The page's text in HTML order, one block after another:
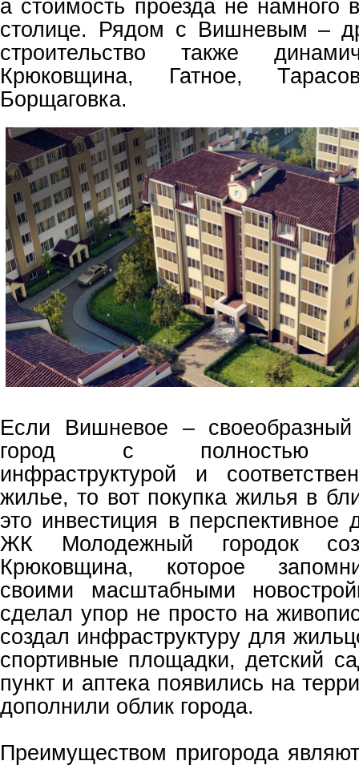
а стоимость проезда не намного
столице. Рядом с Вишневым –
строительство также
Крюковщина, Гатное,
Борщаговка.
Если Вишневое – своеобразный
город с полностью
инфраструктурой и
жилье, то вот покупка жилья в
это инвестиция в перспективное
ЖК Молодежный городок
Крюковщина, которое
своими масштабными
сделал упор не просто на
создал инфраструктуру для
спортивные площадки, детский
пункт и аптека появились на
дополнили облик города.
Преимуществом пригорода